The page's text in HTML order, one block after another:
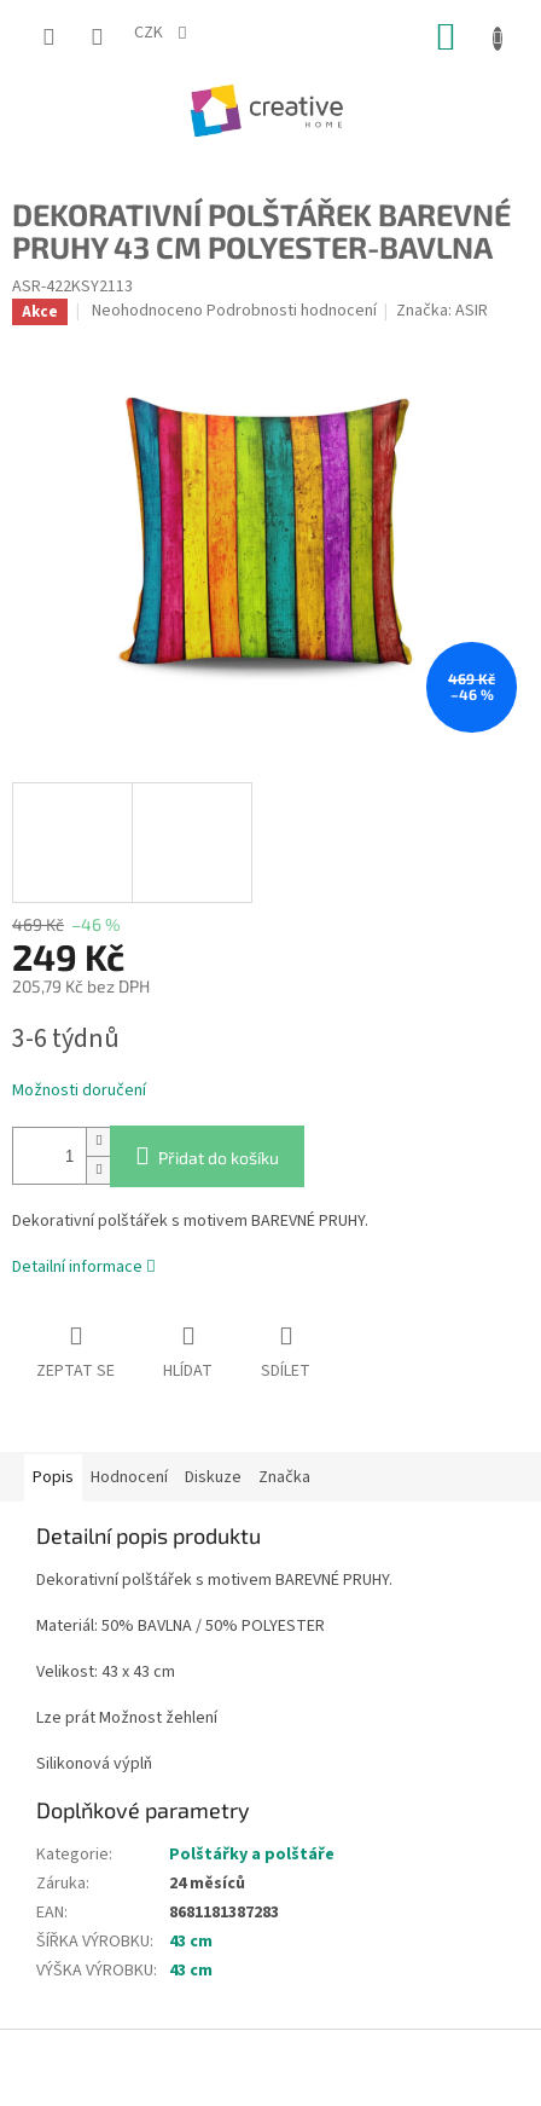
CZK
DEKORATIVNÍ POLŠTÁŘEK BAREVNÉ
PRUHY 43 CM POLYESTER-BAVLNA
ASR-422KSY2113
Akce
Průměrné
hvězdiček.
Neohodnoceno Podrobnosti hodnocení Značka:ASIR
469 Kč
–46 %
469 Kč –46 %
249 Kč
205,79 Kč bez DPH
cena:
3-6 týdnů
Možnosti doručení
Přidat do košíku
Dekorativní polštářek s motivem BAREVNÉ PRUHY.
Detailní informace
ZEPTAT SE HLÍDAT SDÍLET
Popis Hodnocení Diskuze Značka
Detailní popis produktu
Dekorativní polštářek s motivem BAREVNÉ PRUHY.
Materiál: 50% BAVLNA / 50% POLYESTER
Velikost: 43 x 43 cm
Lze prát Možnost žehlení
Silikonová výplň
Doplňkové parametry
Kategorie:
Polštářky a polštáře
Záruka:
24 měsíců
EAN:
8681181387283
ŠÍŘKA VÝROBKU:
43 cm
VÝŠKA VÝROBKU: 43 cm